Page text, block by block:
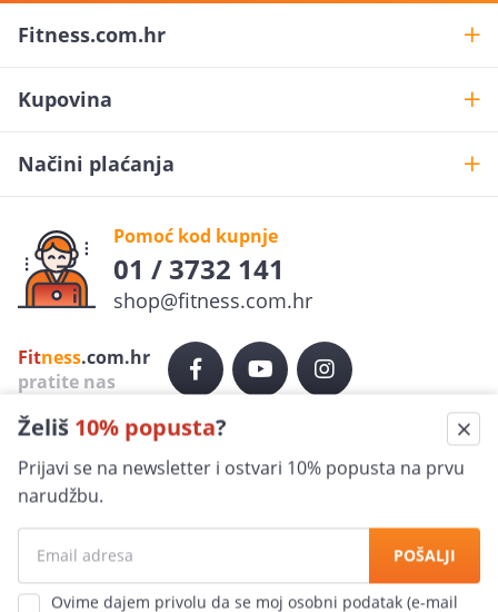
Prijavi se na newsletter i ostvari 10% popusta na prvu
narudžbu.
POŠALJI
Ovime dajem privolu da se moj osobni podatak (e-mail
adresa) koristi u marketinške svrhe (primanje
newslettera i obavijesti o promotivnim aktivnostima)
Sensus grupe d.o.o. (internet trgovina Fitness.com.hr)
koja će ih koristiti samo u te svrhe i neće ih dostavljati
Fitness.com.hr
Kupovina
Načini plaćanja
Pomoć kod kupnje
01 / 3732 141
shop@fitness.com.hr
Fitness.com.hr
pratite nas
Sigurna kupovina
Ekspresna dostava
po cijeloj Hrvatskoj